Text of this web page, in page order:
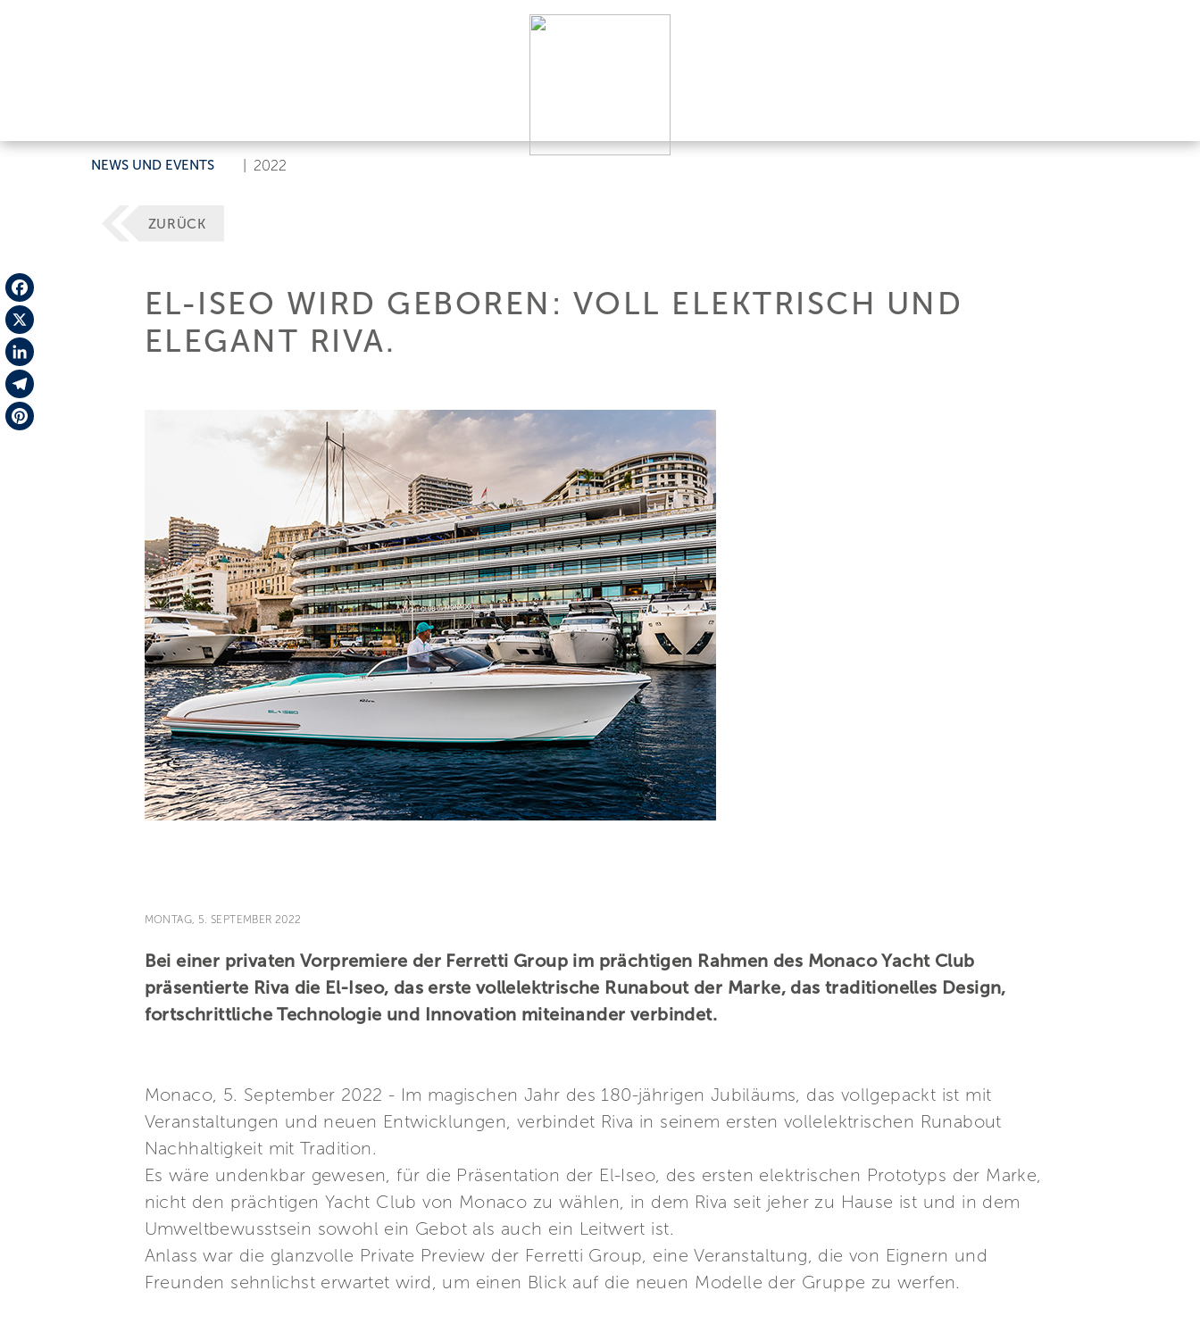
NEWS UND EVENTS 2022
Facebook
X
LinkedIn
Telegram
ZURÜCK
EL-ISEO WIRD GEBOREN: VOLL ELEKTRISCH UND
ELEGANT RIVA.
MONTAG, 5. SEPTEMBER 2022
Bei einer privaten Vorpremiere der Ferretti Group im prächtigen Rahmen des Monaco Yacht Club
präsentierte Riva die El-Iseo, das erste vollelektrische Runabout der Marke, das traditionelles Design,
fortschrittliche Technologie und Innovation miteinander verbindet.
Monaco, 5. September 2022 - Im magischen Jahr des 180-jährigen Jubiläums, das vollgepackt ist mit
Veranstaltungen und neuen Entwicklungen, verbindet Riva in seinem ersten vollelektrischen Runabout
Nachhaltigkeit mit Tradition.
Es wäre undenkbar gewesen, für die Präsentation der El-Iseo, des ersten elektrischen Prototyps der Marke,
nicht den prächtigen Yacht Club von Monaco zu wählen, in dem Riva seit jeher zu Hause ist und in dem
Umweltbewusstsein sowohl ein Gebot als auch ein Leitwert ist.
Anlass war die glanzvolle Private Preview der Ferretti Group, eine Veranstaltung, die von Eignern und
Freunden sehnlichst erwartet wird, um einen Blick auf die neuen Modelle der Gruppe zu werfen.